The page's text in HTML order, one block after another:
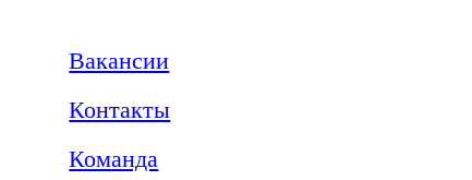
Вакансии
Контакты
Команда